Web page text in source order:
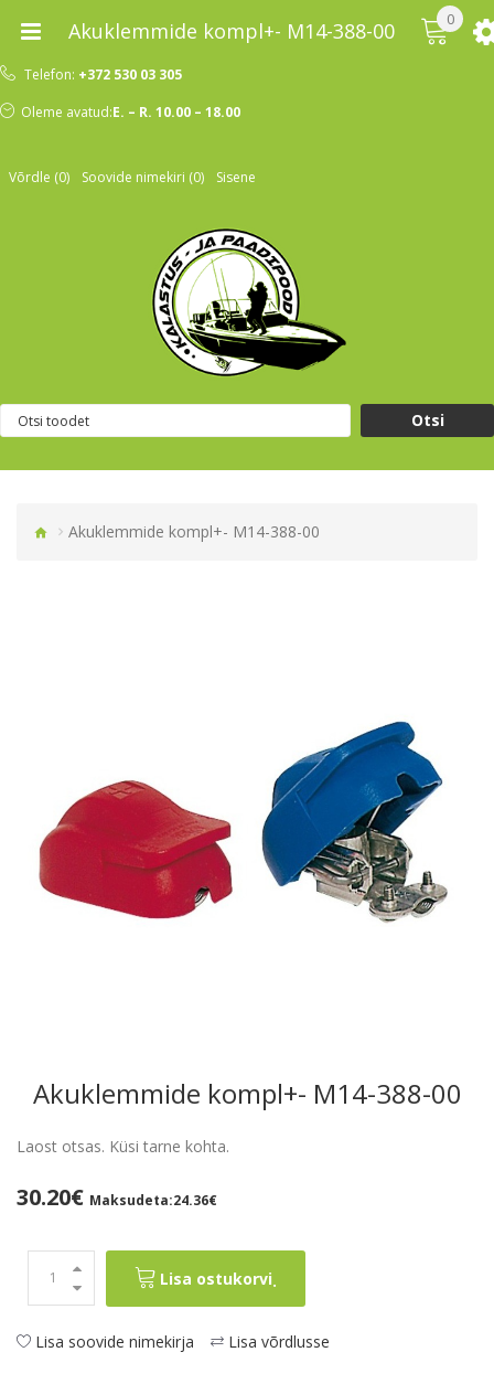
Telefon: +372 530 03 305
Oleme avatud:E. – R. 10.00 – 18.00
Võrdle (0) Soovide nimekiri (0) Sisene
Otsi
0
Akuklemmide kompl+- M14-388-00
Akuklemmide kompl+- M14-388-00
Laost otsas. Küsi tarne kohta.
30.20€ Maksudeta:24.36€
Lisa ostukorvi.
Lisa soovide nimekirja Lisa võrdlusse
Akuklemmide kompl+- M14-388-00